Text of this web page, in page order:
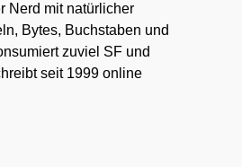
Nerd mit natürlicher
Bytes, Buchstaben und
zuviel SF und
seit 1999 online